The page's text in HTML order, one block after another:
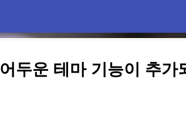
어두운 테마 기능이 추가